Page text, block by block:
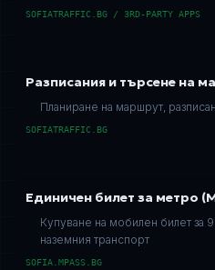
SOFIATRAFFIC.BG / 3RD-PARTY APPS
Разписания и търсене на
Планиране на маршрут,
SOFIATRAFFIC.BG
Единичен билет за метро
Купуване на мобилен билет за
наземния транспорт
SOFIA.MPASS.BG